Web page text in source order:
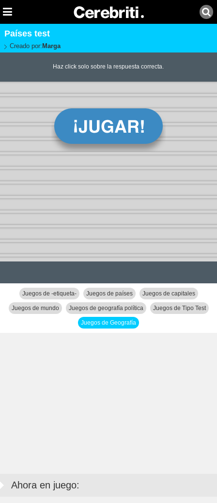
Países test
Creado por: Marga
Haz click solo sobre la respuesta correcta.
Juegos de -etiqueta- Juegos de países Juegos de capitales
Juegos de mundo Juegos de geografía política Juegos de Tipo Test
Juegos de Geografía
Ahora en juego: